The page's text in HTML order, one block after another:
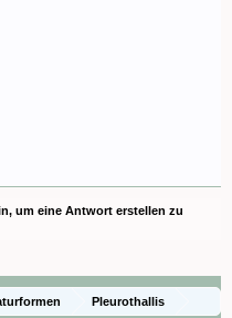
um eine Antwort erstellen zu
Pleurothallis